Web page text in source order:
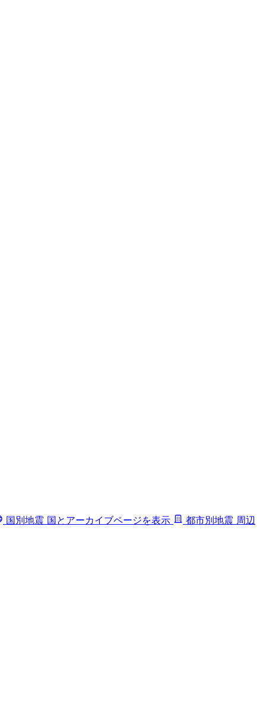
国別地震 国とアーカイブページを表示 都市別地震 周辺